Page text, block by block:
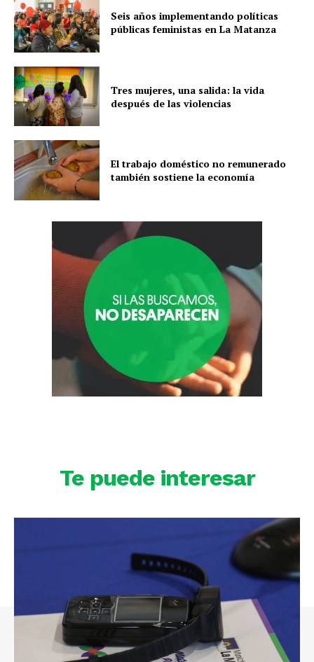
Seis años implementando políticas
públicas feministas en La Matanza
Tres mujeres, una salida: la vida
después de las violencias
El trabajo doméstico no remunerado
también sostiene la economía
Te puede interesar